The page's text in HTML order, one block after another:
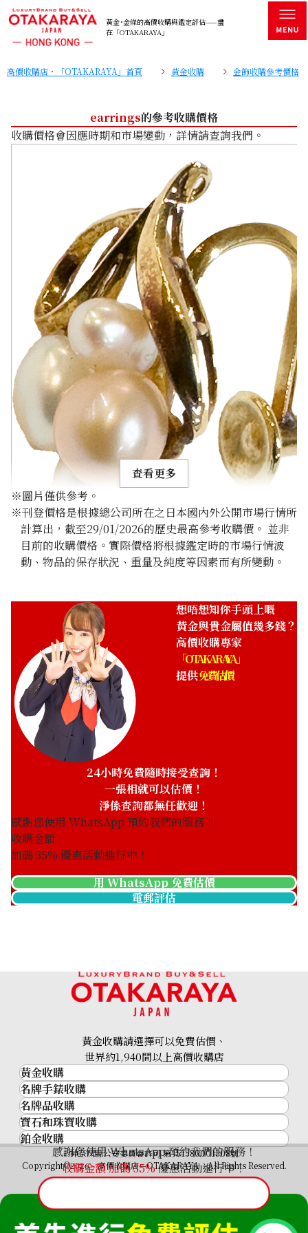
黃金･金條的高價收購與鑑定評估——盡
在「OTAKARAYA」
高價收購店・「OTAKARAYA」首頁 黃金收購 金飾收購參考價格
earrings的參考收購價格
收購價格會因應時期和市場變動，詳情請查詢我們。
14K gold (K14) earrings
參考回收價
HKD 1,773.53
14K gold (K14) earrings
2.4g
參考回收價
HKD 1,934.76
查看更多
※圖片僅供參考。
※刊登價格是根據總公司所在之日本國內外公開市場行情所
計算出，截至29/01/2026的歷史最高參考收購價。 並非
目前的收購價格。實際價格將根據鑑定時的市場行情波
動、物品的保存狀況、重量及純度等因素而有所變動。
想唔想知你手頭上嘅
黃金與貴金屬值幾多錢？
高價收購專家
「OTAKARAYA」
提供免費估價
24小時免費隨時接受查詢！
一張相就可以估價！
淨係查詢都無任歡迎！
感謝您使用 WhatsApp 預約我們的服務！
收購金額
加碼35% 優惠活動進行中！
用 WhatsApp 免費估價
電郵評估
感謝您使用 WhatsApp 預約我們的服務！
收購金額 加碼35%優惠活動進行中！
黃金收購請選擇可以免費估價、
世界約1,940間以上高價收購店
黃金收購
黃金･金條
金條
金幣及銀幣
過去十年黃金價格
金飾
金戒指
金頸鍊
名牌手錶收購
名牌手錶收購
勞力士 (Rolex)
Patek Philippe
Audemars Piguet
Vacheron Constantin
A. Lange & Söhne
Breguet
名牌品收購
名牌品收購
HERMES
LOUIS VUITTON
CHANEL
卡地亞（Cartier）
CELINE
FENDI
寶石和珠寶收購
寶石和珠寶
祖母綠
藍寶石
紅寶石
鉑金收購
神奈川縣公安委員會許可 第451380001308號
Copyright©2026 高價收購店—OTAKARAYA All Rights Reserved.